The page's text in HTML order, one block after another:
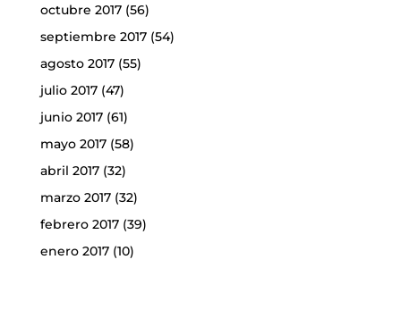
octubre 2017(56)
septiembre 2017(54)
agosto 2017(55)
julio 2017(47)
junio 2017(61)
mayo 2017(58)
abril 2017(32)
marzo 2017(32)
febrero 2017(39)
enero 2017(10)